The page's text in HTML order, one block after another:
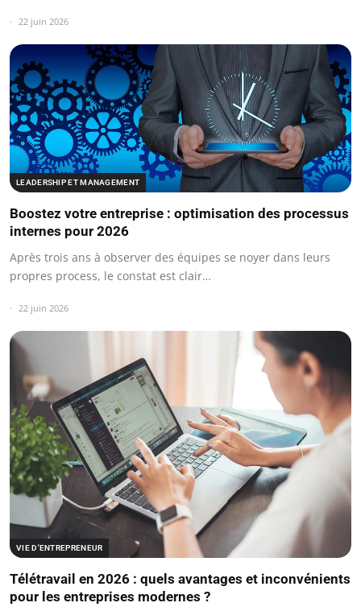
22 juin 2026
LEADERSHIP ET MANAGEMENT
Boostez votre entreprise : optimisation des processus
internes pour 2026
Après trois ans à observer des équipes se noyer dans leurs
propres process, le constat est clair…
22 juin 2026
VIE D'ENTREPRENEUR
Télétravail en 2026 : quels avantages et inconvénients
pour les entreprises modernes ?